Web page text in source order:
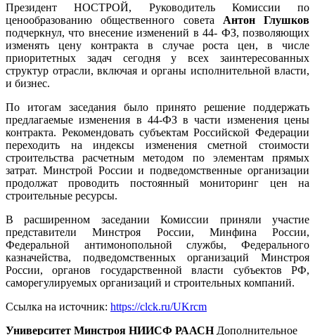
Президент НОСТРОЙ, Руководитель Комиссии по
ценообразованию общественного совета Антон Глушков
подчеркнул, что внесение изменений в 44- ФЗ, позволяющих
изменять цену контракта в случае роста цен, в числе
приоритетных задач сегодня у всех заинтересованных
структур отрасли, включая и органы исполнительной власти,
и бизнес.
По итогам заседания было принято решение поддержать
предлагаемые изменения в 44-ФЗ в части изменения цены
контракта. Рекомендовать субъектам Российской Федерации
переходить на индексы изменения сметной стоимости
строительства расчетным методом по элементам прямых
затрат. Минстрой России и подведомственные организации
продолжат проводить постоянный мониторинг цен на
строительные ресурсы.
В расширенном заседании Комиссии приняли участие
представители Минстроя России, Минфина России,
Федеральной антимонопольной службы, Федерального
казначейства, подведомственных организаций Минстроя
России, органов государственной власти субъектов РФ,
саморегулируемых организаций и строительных компаний.
Ссылка на источник: https://clck.ru/UKrcm
Университет Минстроя НИИСФ РААСН Дополнительное